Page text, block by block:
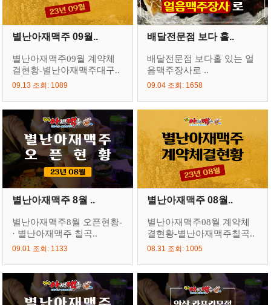
별난아재맥주 09월..
별난아재맥주09월 계약체
결현황-별난아재맥주대구..
09.13 조회: 1089
배달전문점 보다 홀..
배달전문점 보다홀 있는 얼
음맥주장사로 ..
09.04 조회: 1658
별난아재맥주 8월 ..
별난아재맥주8월 오픈현황-
· 별난아재맥주 칠곡..
09.01 조회: 1133
별난아재맥주 08월..
별난아재맥주08월 계약체
결현황-별난아재맥주칠곡..
08.31 조회: 1005